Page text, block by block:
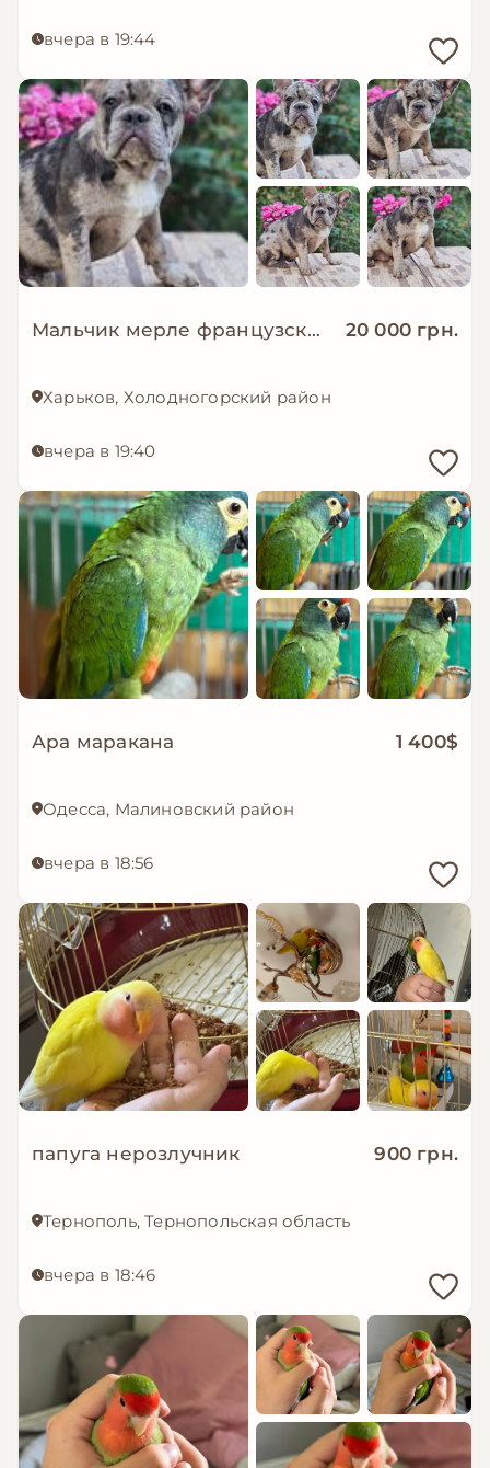
вчера в 19:44
Мальчик мерле французский бульдог 20 000 грн.
Харьков, Холодногорский район
вчера в 19:40
Ара маракана 1 400$
Одесса, Малиновский район
вчера в 18:56
папуга нерозлучник 900 грн.
Тернополь, Тернопольская область
вчера в 18:46